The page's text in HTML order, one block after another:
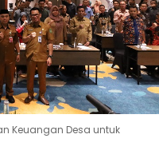
Keuangan Desa untuk